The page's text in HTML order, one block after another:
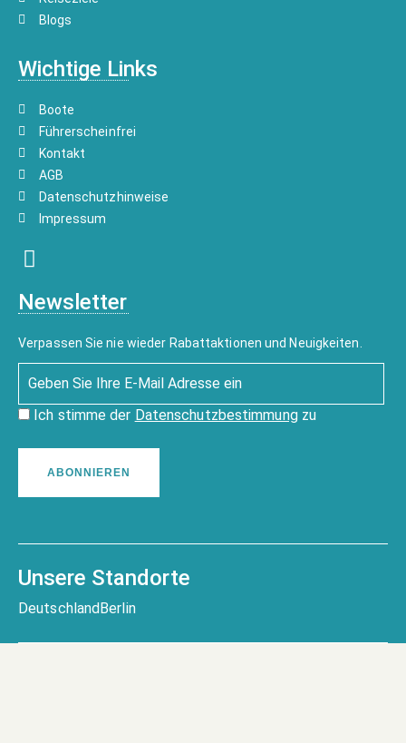
Blogs
Wichtige Links
Boote
Führerscheinfrei
Kontakt
AGB
Datenschutzhinweise
Impressum
Newsletter
Verpassen Sie nie wieder Rabattaktionen und Neuigkeiten.
Ich stimme der Datenschutzbestimmungzu
ABONNIEREN
Unsere Standorte
DeutschlandBerlin